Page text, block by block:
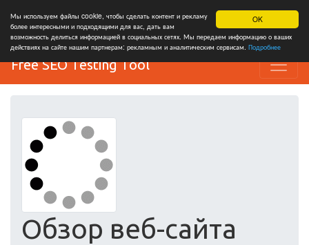
OK
Мы используем файлы cookie, чтобы сделать контент и рекламу
более интересными и подходящими для вас, дать вам
возможность делиться информацией в социальных сетях. Мы передаем информацию о ваших
действиях на сайте нашим партнерам: рекламным и аналитическим сервисам. Подробнее
Free SEO Testing Tool
Обзор веб-сайта